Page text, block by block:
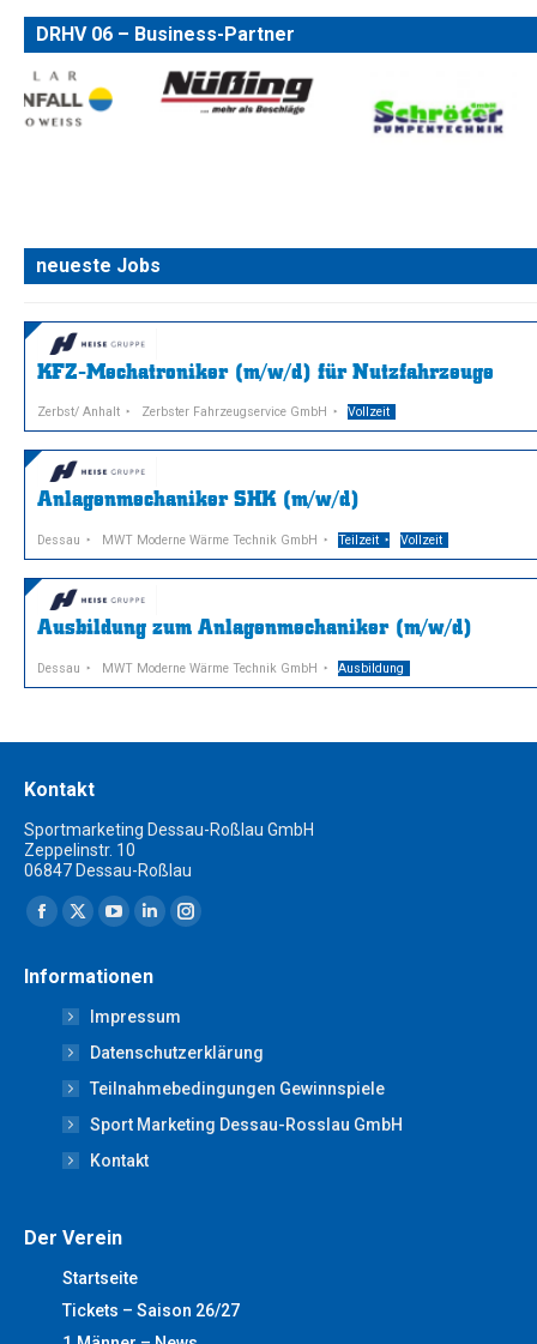
DRHV 06 – Business-Partner
neueste Jobs
KFZ-Mechatroniker (m/w/d) für Nutzfahrzeuge
Zerbst/ Anhalt Zerbster Fahrzeugservice GmbH Vollzeit
Anlagenmechaniker SHK (m/w/d)
Dessau MWT Moderne Wärme Technik GmbH Teilzeit Vollzeit
Ausbildung zum Anlagenmechaniker (m/w/d)
Dessau MWT Moderne Wärme Technik GmbH Ausbildung
Kontakt
Sportmarketing Dessau-Roßlau GmbH
Zeppelinstr. 10
06847 Dessau-Roßlau
Finden Sie uns auf:
Facebook
opens
new
window
X
opens
in
new
window
YouTube
opens
in
new
window
Linkedin
opens
in
new
window
Instagram
new
window
Informationen
Impressum
Datenschutzerklärung
Teilnahmebedingungen Gewinnspiele
Sport Marketing Dessau-Rosslau GmbH
Kontakt
Der Verein
Startseite
Tickets – Saison 26/27